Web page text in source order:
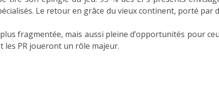
Le retour en grâce du vieux continent, porté par
fragmentée, mais aussi pleine d’opportunités pour
les PR joueront un rôle majeur.